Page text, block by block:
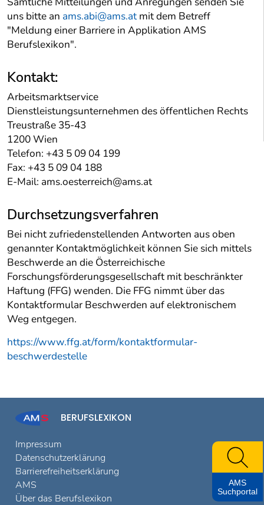
uns bitte an ams.abi@ams.atmit dem Betreff
"Meldung einer Barriere in Applikation AMS
Berufslexikon".
Kontakt:
Arbeitsmarktservice
Dienstleistungsunternehmen des öffentlichen Rechts
Treustraße 35-43
1200 Wien
Telefon: +43 5 09 04 199
Fax: +43 5 09 04 188
E-Mail: ams.oesterreich@ams.at
Durchsetzungsverfahren
Bei nicht zufriedenstellenden Antworten aus oben
genannter Kontaktmöglichkeit können Sie sich mittels
Beschwerde an die Österreichische
Forschungsförderungsgesellschaft mit beschränkter
Haftung (FFG) wenden. Die FFG nimmt über das
Kontaktformular Beschwerden auf elektronischem
Weg entgegen.
https://www.ffg.at/form/kontaktformular-
beschwerdestelle
BERUFSLEXIKON
Impressum
Datenschutzerklärung
Barrierefreiheitserklärung
AMS
Über das Berufslexikon
AMS
Suchportal